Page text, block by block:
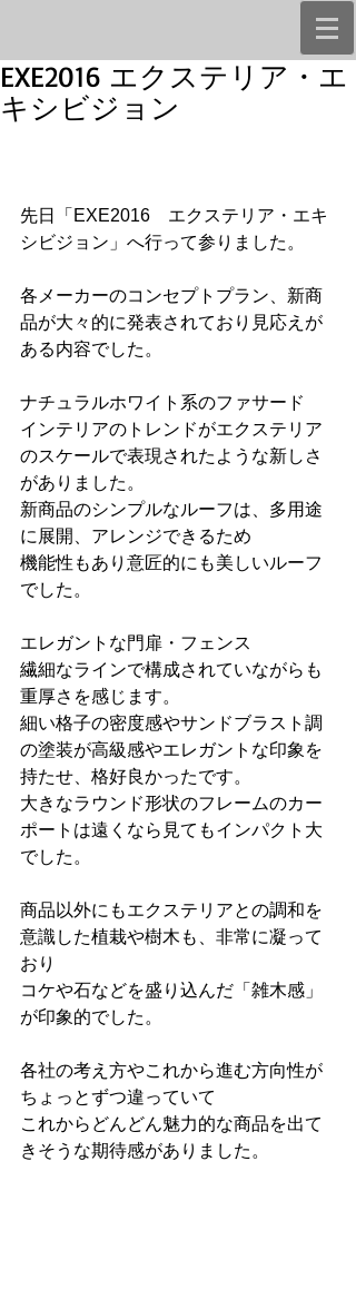
EXE2016 エクステリア・エ
キシビジョン
先日「EXE2016　エクステリア・エキ
シビジョン」へ行って参りました。
各メーカーのコンセプトプラン、新商
品が大々的に発表されており見応えが
ある内容でした。
ナチュラルホワイト系のファサード
インテリアのトレンドがエクステリア
のスケールで表現されたような新しさ
がありました。
新商品のシンプルなルーフは、多用途
に展開、アレンジできるため
機能性もあり意匠的にも美しいルーフ
でした。
エレガントな門扉・フェンス
繊細なラインで構成されていながらも
重厚さを感じます。
細い格子の密度感やサンドブラスト調
の塗装が高級感やエレガントな印象を
持たせ、格好良かったです。
大きなラウンド形状のフレームのカー
ポートは遠くなら見てもインパクト大
でした。
商品以外にもエクステリアとの調和を
意識した植栽や樹木も、非常に凝って
おり
コケや石などを盛り込んだ「雑木感」
が印象的でした。
各社の考え方やこれから進む方向性が
ちょっとずつ違っていて
これからどんどん魅力的な商品を出て
きそうな期待感がありました。